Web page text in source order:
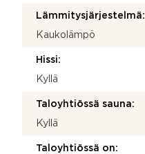
Lämmitysjärjestelmä:
Kaukolämpö
Hissi:
Kyllä
Taloyhtiössä sauna:
Kyllä
Taloyhtiössä on: